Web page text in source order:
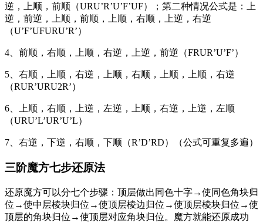
逆，上顺，前顺（URU’R’U’F’UF）； 第二种情况公式是：上
逆，前逆，上顺，前顺，上顺，右顺，上逆，右逆
（U’F’UFURU’R’）
4、前顺，右顺，上顺，右逆，上逆，前逆（FRUR’U’F’）
5、右顺，上顺，右逆，上顺，右顺，上顺，上顺，右逆
（RUR’URU2R’）
6、上顺，右顺，上逆，左逆，上顺，右逆，上逆，左顺
（URU’L’UR’U’L）
7、右逆，下逆，右顺，下顺（R’D’RD）（公式可重复多遍）
三阶魔方七步还原法
还原魔方可以分七个步骤：顶层做出同色十字→使同色角块归
位→使中层棱块归位→使顶层棱边归位→使顶层棱块归位→使
顶层的角块归位→使顶层对应角块归位。魔方就能还原成功